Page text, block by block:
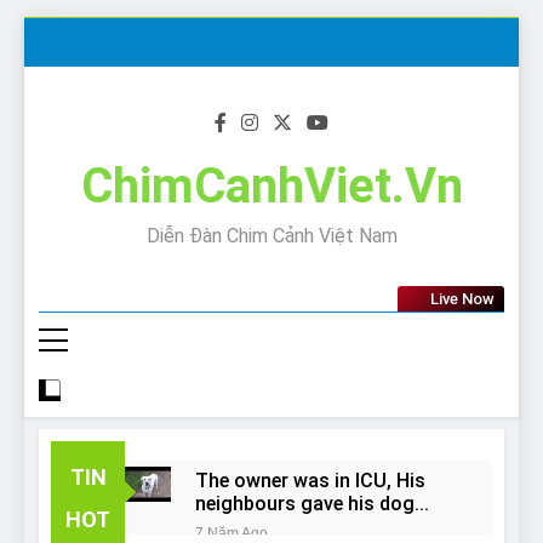
ChimCanhViet.Vn
Diễn Đàn Chim Cảnh Việt Nam
Live Now
TIN
HOT
The owner was in ICU, His
neighbours gave his dog
away!
7 Năm Ago